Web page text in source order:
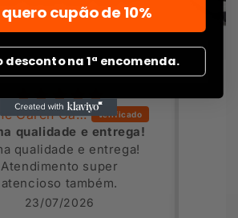
Taiane Caren Carvalho Chaves
qualidade e entrega!
qualidade e entrega!
Atendimento super
atencioso também.
a comprar mais
23/07/2026
cupão de 10%
desconto na 1ª encomenda.